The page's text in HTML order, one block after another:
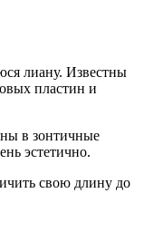
лиану. Известны
пластин и
в зонтичные
эстетично.
свою длину до